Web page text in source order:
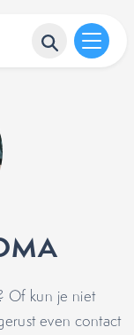
Of kun je niet
even contact